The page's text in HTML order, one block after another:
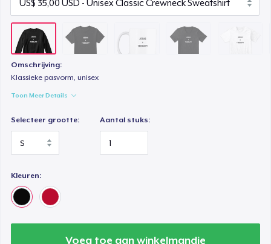
Omschrijving:
Klassieke pasvorm, unisex
Toon Meer Details
Selecteer grootte: Aantal stuks:
Kleuren:
Voeg toe aan winkelmandje